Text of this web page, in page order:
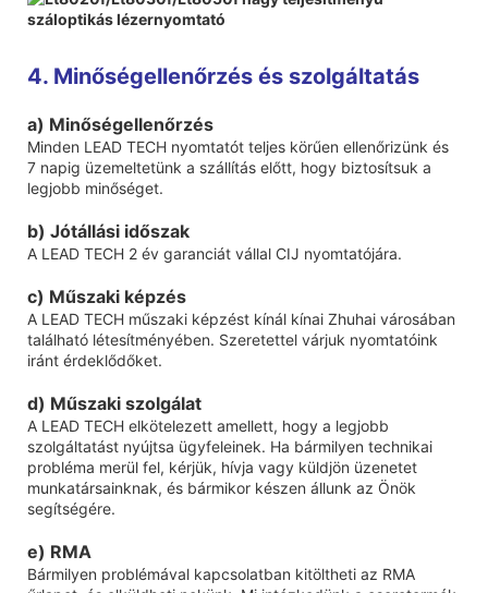
4. Minőségellenőrzés és szolgáltatás
a) Minőségellenőrzés
Minden LEAD TECH nyomtatót teljes körűen ellenőrizünk és
7 napig üzemeltetünk a szállítás előtt, hogy biztosítsuk a
legjobb minőséget.
b) Jótállási időszak
A LEAD TECH 2 év garanciát vállal CIJ nyomtatójára.
c) Műszaki képzés
A LEAD TECH műszaki képzést kínál kínai Zhuhai városában
található létesítményében. Szeretettel várjuk nyomtatóink
iránt érdeklődőket.
d) Műszaki szolgálat
A LEAD TECH elkötelezett amellett, hogy a legjobb
szolgáltatást nyújtsa ügyfeleinek. Ha bármilyen technikai
probléma merül fel, kérjük, hívja vagy küldjön üzenetet
munkatársainknak, és bármikor készen állunk az Önök
segítségére.
e) RMA
Bármilyen problémával kapcsolatban kitöltheti az RMA